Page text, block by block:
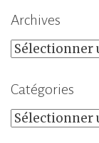
Archives
Archives
Catégories
Catégories